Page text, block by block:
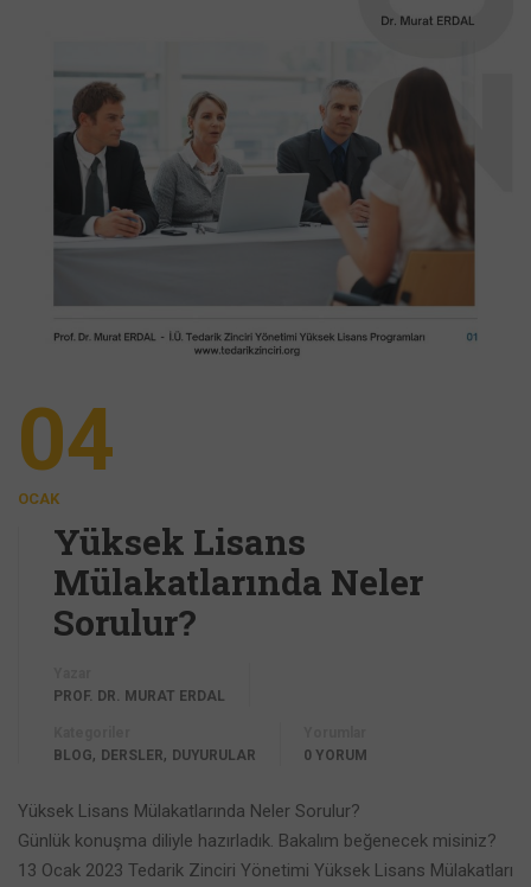
04
OCAK
Yüksek Lisans
Mülakatlarında Neler
Sorulur?
PROF. DR. MURAT ERDAL
BLOG, DERSLER, DUYURULAR
0 YORUM
Yüksek Lisans Mülakatlarında Neler Sorulur?
Günlük konuşma diliyle hazırladık. Bakalım beğenecek misiniz?
13 Ocak 2023 Tedarik Zinciri Yönetimi Yüksek Lisans Mülakatları